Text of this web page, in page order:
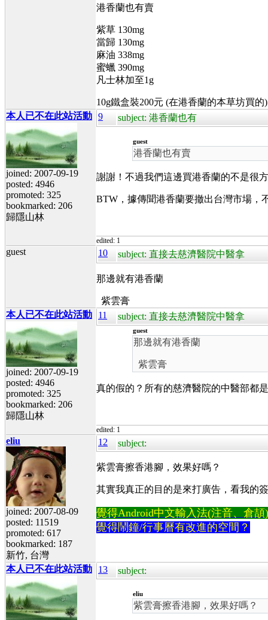
港香蘭也有賣
紫草 130mg
當歸 130mg
麻油 338mg
蜜蠟 390mg
凡士林加至1g
10g鐵盒裝200元 (在港香蘭的本草坊買的)
本人已不在此站活動
joined: 2007-09-19
posted: 4946
promoted: 325
bookmarked: 206
歸隱山林
9 subject: 港香蘭也有
guest
港香蘭也有賣
謝謝！不過我們這邊買港香蘭的不是很
BTW，據傳聞港香蘭要撤出台灣市場，
edited: 1
guest 10 subject: 直接去慈濟醫院中醫拿
那邊就有港香蘭
紫雲膏
本人已不在此站活動
joined: 2007-09-19
posted: 4946
promoted: 325
bookmarked: 206
歸隱山林
11 subject: 直接去慈濟醫院中醫拿
guest
那邊就有港香蘭
紫雲膏
真的假的？所有的慈濟醫院的中醫部都
edited: 1
eliu
joined: 2007-08-09
posted: 11519
promoted: 617
bookmarked: 187
新竹, 台灣
12 subject:
紫雲膏擦香港腳，效果好嗎？
其實我真正的目的是來打廣告，看我的
覺得Android中文輸入法(注音、倉
覺得鬧鐘/行事曆有改進的空間？
本人已不在此站活動 13 subject:
eliu
紫雲膏擦香港腳，效果好嗎？